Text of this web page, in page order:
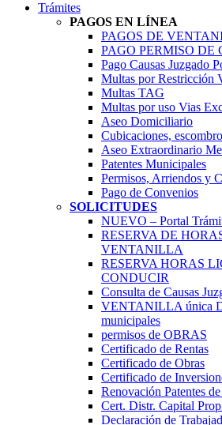
Trámites
PAGOS EN LÍNEA
PAGOS DE
PAGO PERMISO DE
Pago Causas Juzgado
Multas por Restricción
Multas TAG
Multas por uso Vias
Aseo Domiciliario
Cubicaciones,
Aseo Extraordinario
Patentes Municipales
Permisos, Arriendos y
Pago de Convenios
SOLICITUDES
NUEVO – Portal
RESERVA DE
VENTANILLA
RESERVA HORAS
CONDUCIR
Consulta de Causas
VENTANILLA única
municipales
permisos de OBRAS
Certificado de Rentas
Certificado de Obras
Certificado de
Renovación Patentes
Cert. Distr. Capital
Declaración de